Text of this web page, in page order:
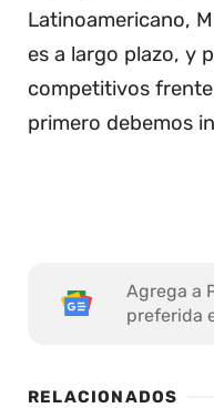
Latinoamericano,
es a largo plazo, y
competitivos
primero debemos
Agrega a
preferida
RELACIONADOS